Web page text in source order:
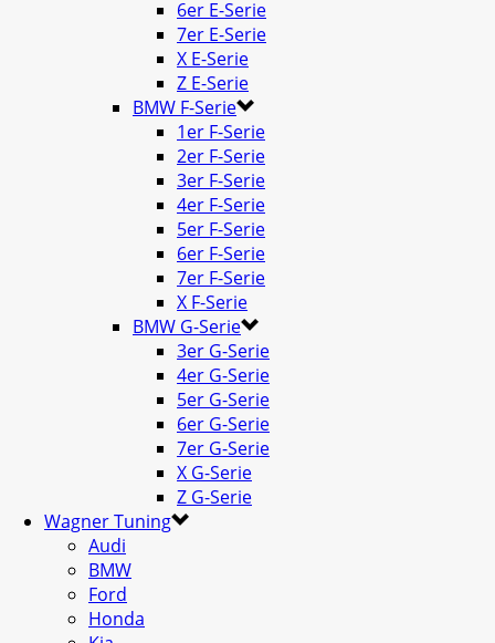
6er E-Serie
7er E-Serie
X E-Serie
Z E-Serie
BMW F-Serie
1er F-Serie
2er F-Serie
3er F-Serie
4er F-Serie
5er F-Serie
6er F-Serie
7er F-Serie
X F-Serie
BMW G-Serie
3er G-Serie
4er G-Serie
5er G-Serie
6er G-Serie
7er G-Serie
X G-Serie
Z G-Serie
Wagner Tuning
Audi
BMW
Ford
Honda